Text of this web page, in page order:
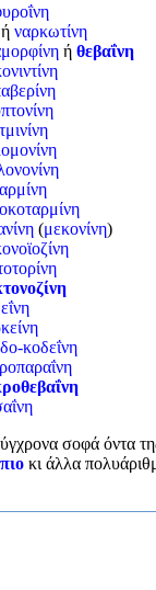
ή ναρκωτίνη
ή θεβαΐνη
(μεκονίνη)
κοδεΐνη
σοφά όντα
κι άλλα